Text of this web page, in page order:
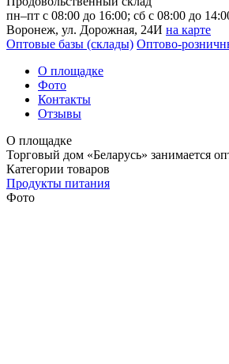
пн–пт с 08:00 до 16:00; сб с 08:00 до
Воронеж, ул. Дорожная, 24И на карте
Оптовые базы (склады) Оптово-
О площадке
Фото
Контакты
Отзывы
О площадке
Торговый дом «Беларусь» занимается
Категории товаров
Продукты питания
Фото